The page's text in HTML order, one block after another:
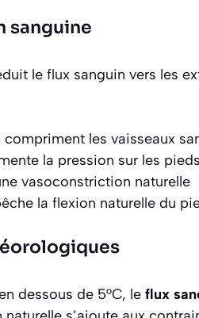
sanguine
le flux sanguin vers les
les vaisseaux
la pression sur les pieds
vasoconstriction naturelle
la flexion naturelle du
dessous de 5°C, le flux